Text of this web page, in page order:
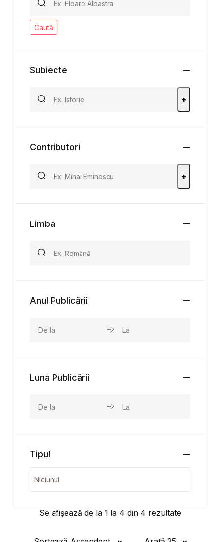
Se afișează de la 1 la 4 din 4 rezultate
Caută
Subiecte
+
Contributori
+
Limba
Anul Publicării
Luna Publicării
Tipul